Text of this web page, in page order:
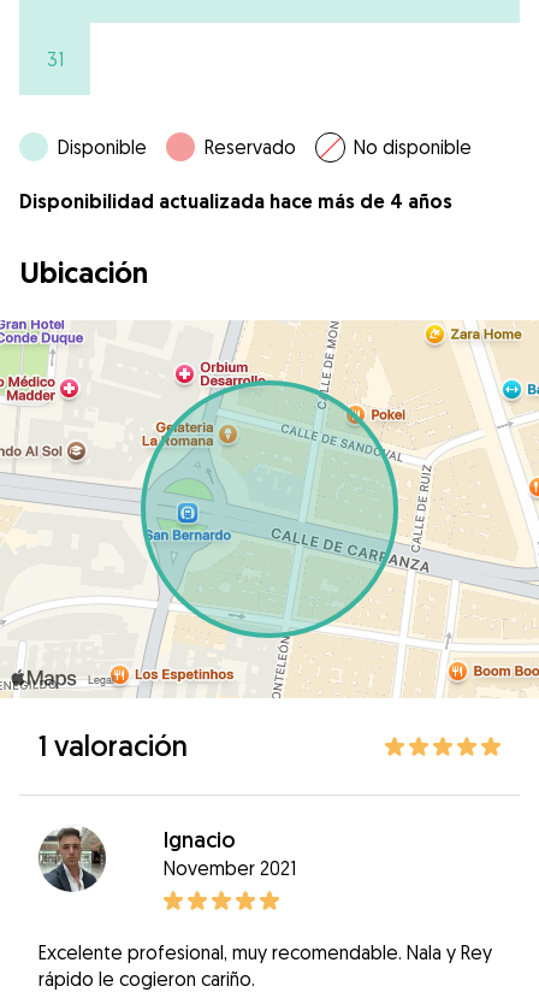
31
Disponible Reservado No disponible
Disponibilidad actualizada hace más de 4 años
Ubicación
1 valoración
Ignacio
November 2021
Excelente profesional, muy recomendable. Nala y Rey
rápido le cogieron cariño.